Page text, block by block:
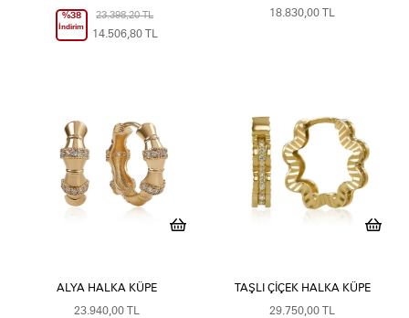
%38
İndirim
14.506,80 TL
23.398,20 TL 18.830,00 TL
ALYA HALKA KÜPE
23.940,00 TL
TAŞLI ÇIÇEK HALKA KÜPE
29.750,00 TL